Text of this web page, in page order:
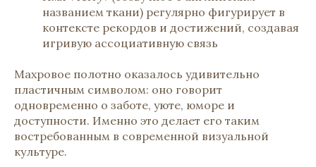
названием ткани) регулярно фигурирует в
контексте рекордов и достижений, создавая
игривую ассоциативную связь
Махровое полотно оказалось удивительно
пластичным символом: оно говорит
одновременно о заботе, уюте, юморе и
доступности. Именно это делает его таким
востребованным в современной визуальной
культуре.